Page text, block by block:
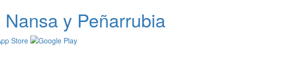
Nansay Peñarrubia